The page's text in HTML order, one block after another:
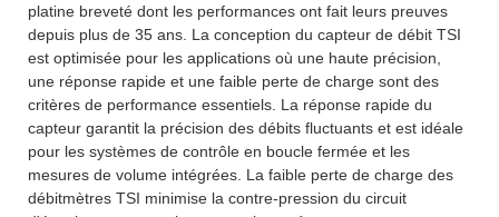
platine breveté dont les performances ont fait leurs preuves
depuis plus de 35 ans. La conception du capteur de débit TSI
est optimisée pour les applications où une haute précision,
une réponse rapide et une faible perte de charge sont des
critères de performance essentiels. La réponse rapide du
capteur garantit la précision des débits fluctuants et est idéale
pour les systèmes de contrôle en boucle fermée et les
mesures de volume intégrées. La faible perte de charge des
débitmètres TSI minimise la contre-pression du circuit